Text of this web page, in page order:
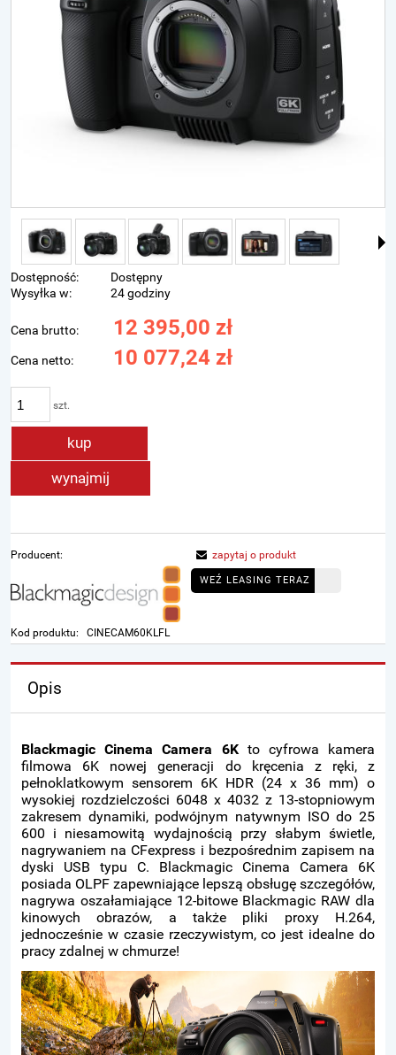
Dostępność:
Dostępny
Wysyłka w:
24 godziny
Cena brutto: 12 395,00 zł
Cena netto: 10 077,24 zł
szt.
kup
wynajmij
Producent:
Kod produktu: CINECAM60KLFL
zapytaj o produkt
WEŹ LEASING TERAZ
Opis
Blackmagic Cinema Camera 6Kto cyfrowa kamera
filmowa 6K nowej generacji do kręcenia z ręki, z
pełnoklatkowym sensorem 6K HDR (24 x 36 mm) o
wysokiej rozdzielczości 6048 x 4032 z 13-stopniowym
zakresem dynamiki, podwójnym natywnym ISO do 25
600 i niesamowitą wydajnością przy słabym świetle,
nagrywaniem na CFexpress i bezpośrednim zapisem na
dyski USB typu C. Blackmagic Cinema Camera 6K
posiada OLPF zapewniające lepszą obsługę szczegółów,
nagrywa oszałamiające 12-bitowe Blackmagic RAW dla
kinowych obrazów, a także pliki proxy H.264,
jednocześnie w czasie rzeczywistym, co jest idealne do
pracy zdalnej w chmurze!